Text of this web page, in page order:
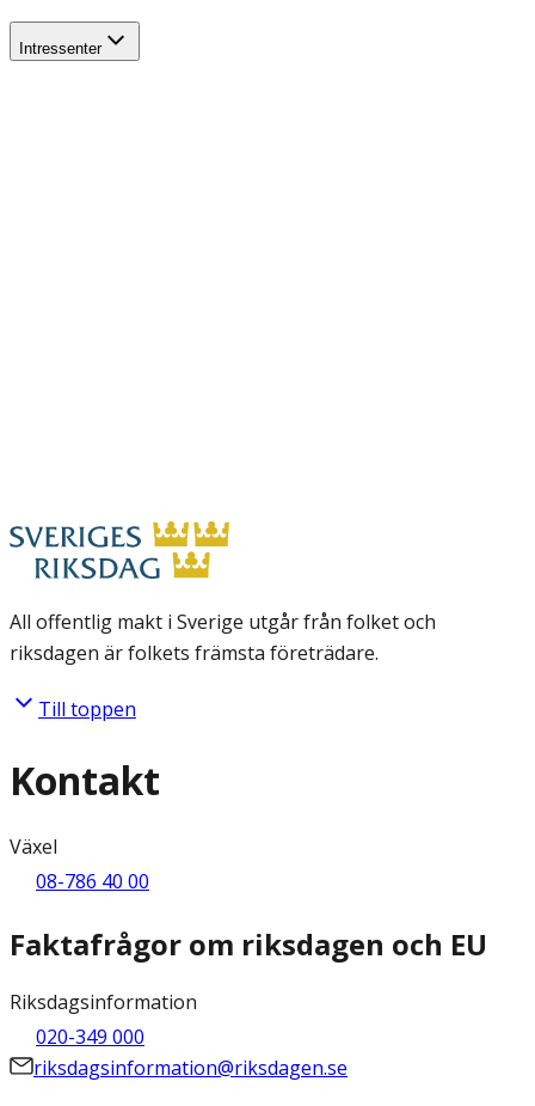
Intressenter
All offentlig makt i Sverige utgår från folket och
riksdagen är folkets främsta företrädare.
Till toppen
Kontakt
Växel
08-786 40 00
Faktafrågor om riksdagen och EU
Riksdagsinformation
020-349 000
riksdagsinformation@riksdagen.se